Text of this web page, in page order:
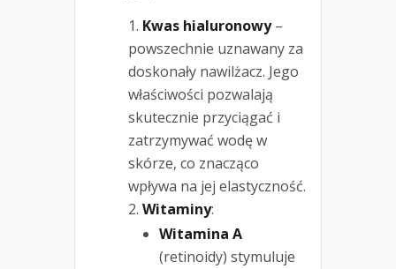
Kwas hialuronowy–
powszechnie uznawany za
doskonały nawilżacz. Jego
właściwości pozwalają
skutecznie przyciągać i
zatrzymywać wodę w
skórze, co znacząco
wpływa na jej elastyczność.
Witaminy:
Witamina A
(retinoidy) stymuluje